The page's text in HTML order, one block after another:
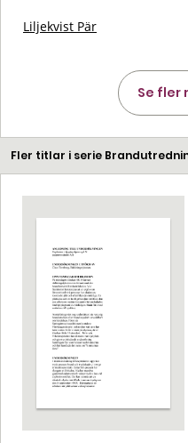
Liljekvist Pär
Se fler
Fler titlar i serie